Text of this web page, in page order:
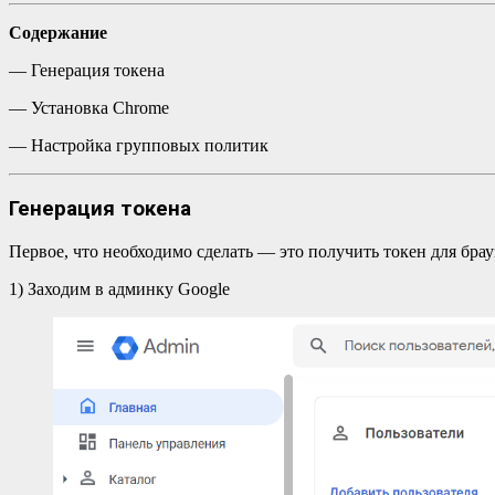
Содержание
— Генерация токена
— Установка Chrome
— Настройка групповых политик
Генерация токена
Первое, что необходимо сделать — это получить токен для
1) Заходим в админку Google